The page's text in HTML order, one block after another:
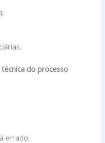
técnica do processo
errado;